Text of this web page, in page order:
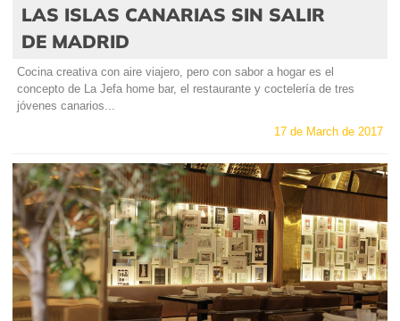
LAS ISLAS CANARIAS SIN SALIR
DE MADRID
Cocina creativa con aire viajero, pero con sabor a hogar es el
concepto de La Jefa home bar, el restaurante y coctelería de tres
jóvenes canarios...
17 de March de 2017